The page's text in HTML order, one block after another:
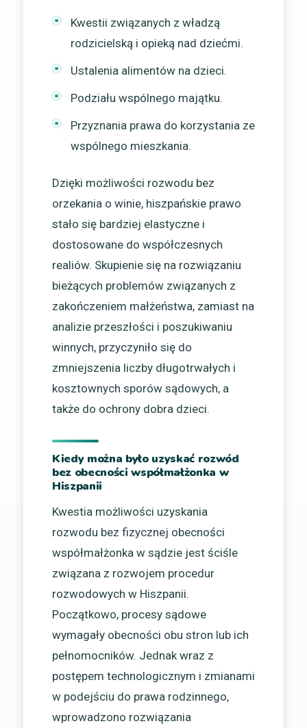
Kwestii związanych z władzą
rodzicielską i opieką nad dziećmi.
Ustalenia alimentów na dzieci.
Podziału wspólnego majątku.
Przyznania prawa do korzystania ze
wspólnego mieszkania.
Dzięki możliwości rozwodu bez
orzekania o winie, hiszpańskie prawo
stało się bardziej elastyczne i
dostosowane do współczesnych
realiów. Skupienie się na rozwiązaniu
bieżących problemów związanych z
zakończeniem małżeństwa, zamiast na
analizie przeszłości i poszukiwaniu
winnych, przyczyniło się do
zmniejszenia liczby długotrwałych i
kosztownych sporów sądowych, a
także do ochrony dobra dzieci.
Kiedy można było uzyskać rozwód
bez obecności współmałżonka w
Hiszpanii
Kwestia możliwości uzyskania
rozwodu bez fizycznej obecności
współmałżonka w sądzie jest ściśle
związana z rozwojem procedur
rozwodowych w Hiszpanii.
Początkowo, procesy sądowe
wymagały obecności obu stron lub ich
pełnomocników. Jednak wraz z
postępem technologicznym i zmianami
w podejściu do prawa rodzinnego,
wprowadzono rozwiązania